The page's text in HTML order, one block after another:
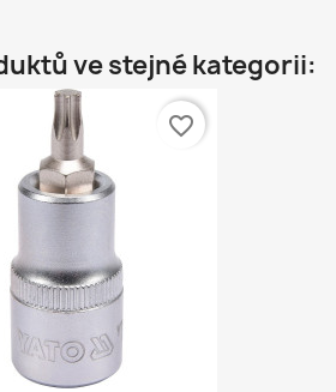
ve stejné kategorii:
favorite_border